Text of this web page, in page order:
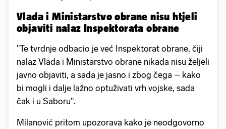
Vlada i Ministarstvo obrane nisu htjeli
objaviti nalaz Inspektorata obrane
"Te tvrdnje odbacio je već Inspektorat obrane, čiji
nalaz Vlada i Ministarstvo obrane nikada nisu željeli
javno objaviti, a sada je jasno i zbog čega – kako
bi mogli i dalje lažno optuživati vrh vojske, sada
čak i u Saboru".
Milanović pritom upozorava kako je neodgovorno